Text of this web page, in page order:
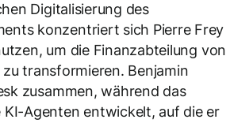
Digitalisierung des
konzentriert sich Pierre Frey
um die Finanzabteilung von
transformieren. Benjamin
zusammen, während das
KI-Agenten entwickelt, auf die er